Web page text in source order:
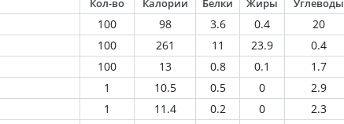
Кол-во Калории Белки Жиры Углеводы
100 98 3.6 0.4
20
100 261 11 23.9
0.4
100 13 0.8 0.1
1.7
1 10.5 0.5 0
2.9
1 11.4 0.2 0
2.3